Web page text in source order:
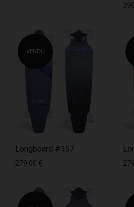
VENDU
Longboard #157
279,00 €